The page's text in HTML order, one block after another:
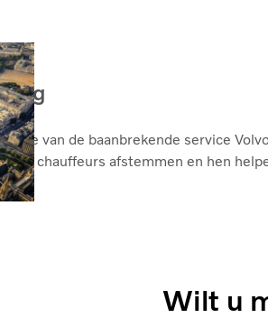
van de baanbrekende service
uw chauffeurs afstemmen en hen
Wilt u